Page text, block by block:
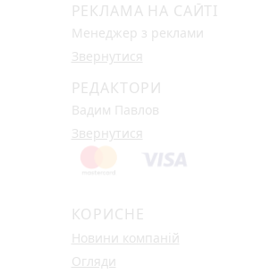
РЕКЛАМА НА САЙТІ
Менеджер з реклами
Звернутися
РЕДАКТОРИ
Вадим Павлов
Звернутися
КОРИСНЕ
Новини компаній
Огляди